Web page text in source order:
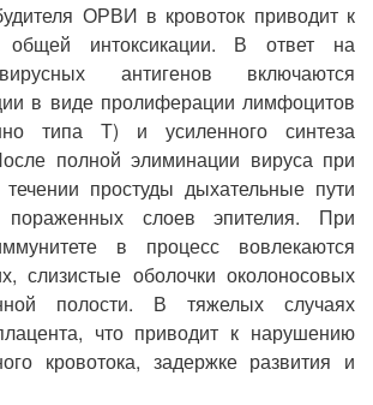
ОРВИ в кровоток приводит к
общей интоксикации. В ответ на
антигенов включаются
в виде пролиферации лимфоцитов
типа Т) и усиленного синтеза
полной элиминации вируса при
простуды дыхательные пути
слоев эпителия. При
в процесс вовлекаются
слизистые оболочки околоносовых
полости. В тяжелых случаях
что приводит к нарушению
кровотока, задержке развития и